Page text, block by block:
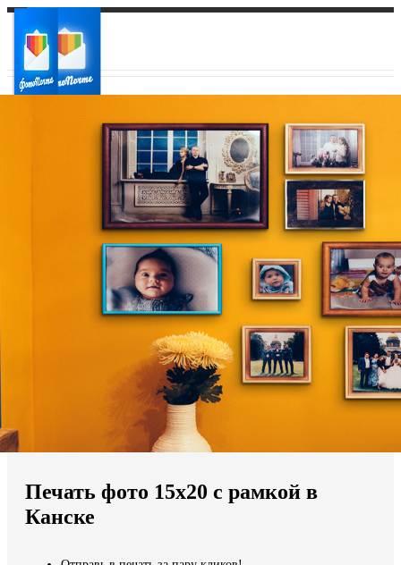
Ваш регион доставки
Выберите из списка:
Мы доставляем по всему миру
Продолжить без города
Печать фото 15х20 с рамкой в
Канске